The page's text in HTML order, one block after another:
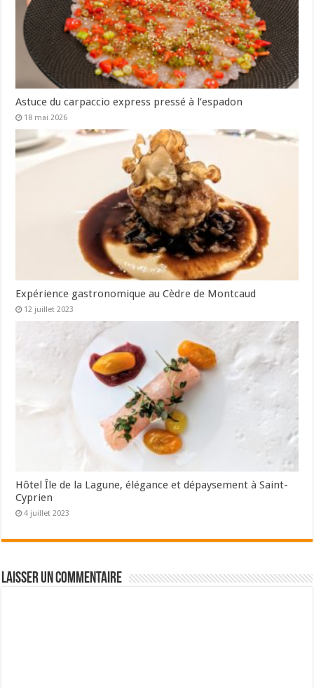
Astuce du carpaccio express pressé à l’espadon
18 mai 2026
Expérience gastronomique au Cèdre de Montcaud
12 juillet 2023
Hôtel Île de la Lagune, élégance et dépaysement à Saint-
Cyprien
4 juillet 2023
Laisser un commentaire